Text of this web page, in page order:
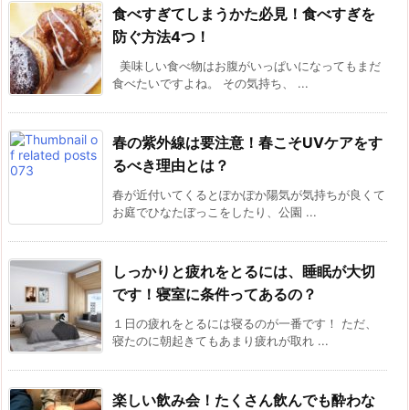
食べすぎてしまうかた必見！食べすぎを
防ぐ方法4つ！
美味しい食べ物はお腹がいっぱいになってもまだ
食べたいですよね。 その気持ち、 ...
春の紫外線は要注意！春こそUVケアをす
るべき理由とは？
春が近付いてくるとぽかぽか陽気が気持ちが良くて
お庭でひなたぼっこをしたり、公園 ...
しっかりと疲れをとるには、睡眠が大切
です！寝室に条件ってあるの？
１日の疲れをとるには寝るのが一番です！ ただ、
寝たのに朝起きてもあまり疲れが取れ ...
楽しい飲み会！たくさん飲んでも酔わな